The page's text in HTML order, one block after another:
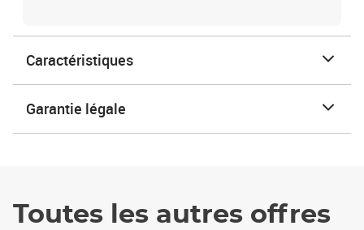
Caractéristiques
Garantie légale
Toutes les autres offres